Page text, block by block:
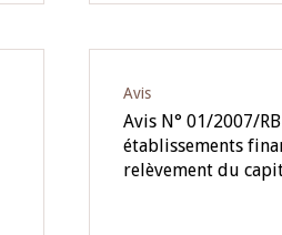
Avis
Avis N° 01/2007/
établissements
relèvement du